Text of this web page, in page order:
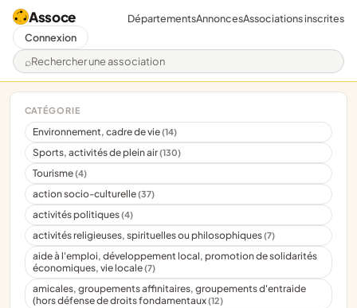
Assoce
Rechercher une association
DépartementsAnnoncesAssociations inscrites
Connexion
CATÉGORIE
Environnement, cadre de vie(14)
Sports, activités de plein air(130)
Tourisme(4)
action socio-culturelle(37)
activités politiques(4)
activités religieuses, spirituelles ou philosophiques(7)
aide à l'emploi, développement local, promotion de solidarités
économiques, vie locale(7)
amicales, groupements affinitaires, groupements d'entraide
(hors défense de droits fondamentaux(12)